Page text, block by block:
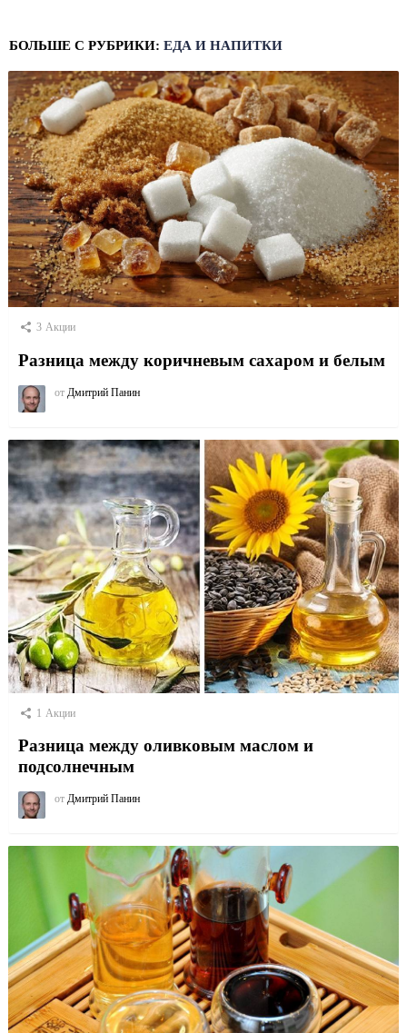
БОЛЬШЕ С РУБРИКИ: ЕДА И НАПИТКИ
3 Акции
Разница между коричневым сахаром и белым
от Дмитрий Панин
1 Акции
Разница между оливковым маслом и
подсолнечным
от Дмитрий Панин